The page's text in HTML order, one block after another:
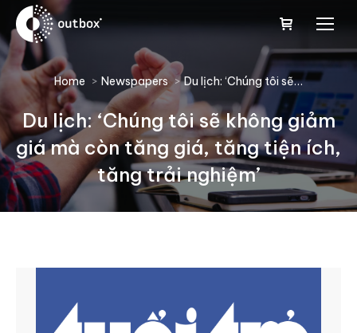
You are here:
Home Newspapers Du lịch: ‘Chúng tôi sẽ…
Du lịch: ‘Chúng tôi sẽ không giảm
giá mà còn tăng giá, tăng tiện ích,
tăng trải nghiệm’